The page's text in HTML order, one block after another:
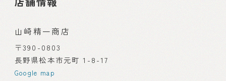
山崎精一商店
〒390-0803
長野県松本市元町 1-8-17
Google map